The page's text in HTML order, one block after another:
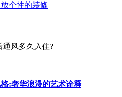
个性的装修
风多久入住?
:奢华浪漫的艺术诠释